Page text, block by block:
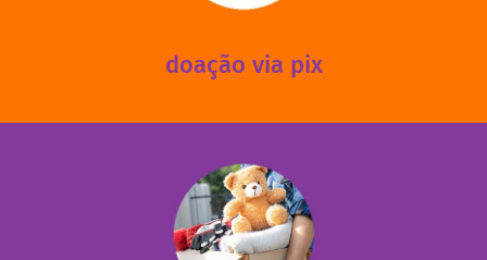
doação via pix
via PIX? Elas também são muito importantes para
fale conosco